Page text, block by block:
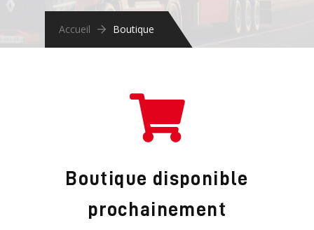
Accueil Boutique
Boutique disponible
prochainement